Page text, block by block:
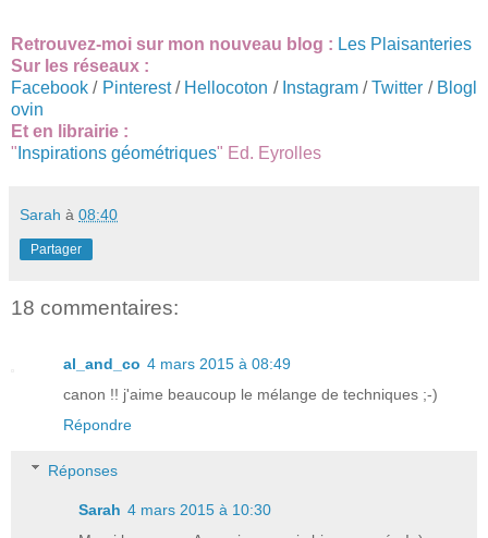
Retrouvez-moi sur mon nouveau blog : Les Plaisanteries
Sur les réseaux :
Facebook / Pinterest/ Hellocoton / Instagram/Twitter / Blogl
ovin
Et en librairie :
" Inspirations géométriques" Ed. Eyrolles
Sarah à 08:40
Partager
18 commentaires:
al_and_co 4 mars 2015 à 08:49
canon !! j'aime beaucoup le mélange de techniques ;-)
Répondre
Réponses
Sarah 4 mars 2015 à 10:30